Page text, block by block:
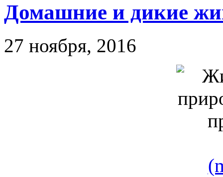
Домашние и дикие
27 ноября, 2016